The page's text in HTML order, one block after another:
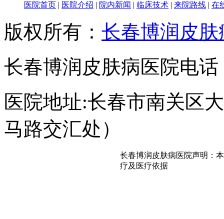
医院首页 | 医院介绍 | 院内新闻 | 临床技术 | 来院路线 | 在
版权所有： 长春博润皮肤
长春博润皮肤病医院电话
医院地址:长春市南关区
马路交汇处）
长春博润皮肤病医院声明：
疗及医疗依据